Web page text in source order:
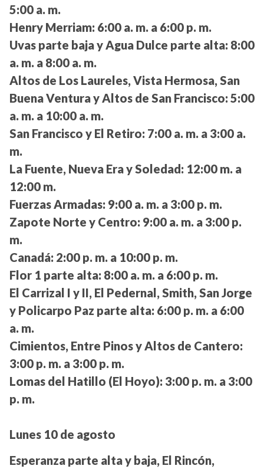
5:00 a. m.
Henry Merriam: 6:00 a. m. a 6:00 p. m.
Uvas parte baja y Agua Dulce parte alta: 8:00
a. m. a 8:00 a. m.
Altos de Los Laureles, Vista Hermosa, San
Buena Ventura y Altos de San Francisco: 5:00
a. m. a 10:00 a. m.
San Francisco y El Retiro: 7:00 a. m. a 3:00 a.
m.
La Fuente, Nueva Era y Soledad: 12:00 m. a
12:00 m.
Fuerzas Armadas: 9:00 a. m. a 3:00 p. m.
Zapote Norte y Centro: 9:00 a. m. a 3:00 p.
m.
Canadá: 2:00 p. m. a 10:00 p. m.
Flor 1 parte alta: 8:00 a. m. a 6:00 p. m.
El Carrizal I y II, El Pedernal, Smith, San Jorge
y Policarpo Paz parte alta: 6:00 p. m. a 6:00
a. m.
Cimientos, Entre Pinos y Altos de Cantero:
3:00 p. m. a 3:00 p. m.
Lomas del Hatillo (El Hoyo): 3:00 p. m. a 3:00
p. m.
Lunes 10 de agosto
Esperanza parte alta y baja, El Rincón,